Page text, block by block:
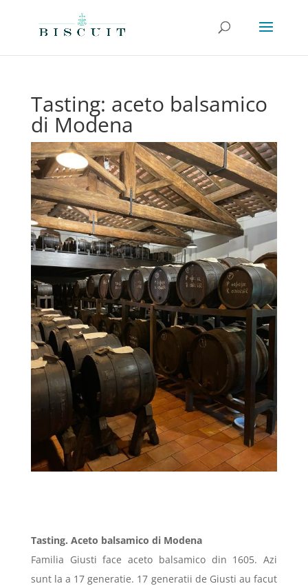
Tasting: aceto balsamico
di Modena
Tasting. Aceto balsamico di Modena
Familia Giusti face aceto balsamico din 1605. Azi
sunt la a 17 generatie. 17 generatii de Giusti au facut